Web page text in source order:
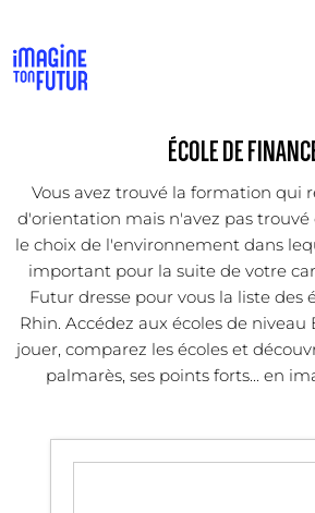
ÉCOLE DE
Vous avez trouvé la formation qui
d'orientation mais n'avez pas trouvé
le choix de l'environnement dans
important pour la suite de votre
Futur dresse pour vous la liste des
Rhin. Accédez aux écoles de niveau
jouer, comparez les écoles et
palmarès, ses points forts... en